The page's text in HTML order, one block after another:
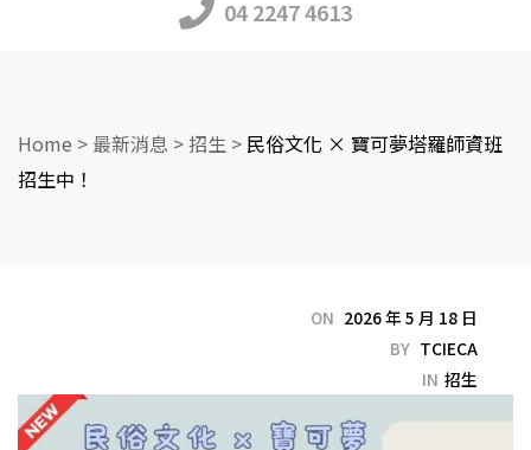
04 2247 4613
Home > 最新消息 >招生 > 民俗文化 × 寶可夢塔羅師資班
招生中！
ON 2026 年 5 月 18 日
BY TCIECA
IN 招生